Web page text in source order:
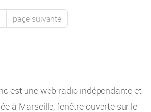
page suivante
est une web radio indépendante et
à Marseille, fenêtre ouverte sur le